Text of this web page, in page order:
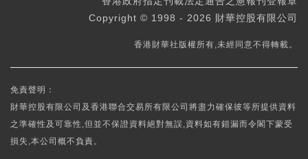
Copyright © 1998 - 2026 財華控股有限公司
香港財華社版權所有,未經同意不得轉載。
免責聲明：
財華控股有限公司及香港聯合交易所有限公司將盡力確保彼等所提供資料
之準確性及可靠性,但並不保證資料絕對無誤,資料如有錯漏而令閣下蒙受
損失,本公司概不負責。